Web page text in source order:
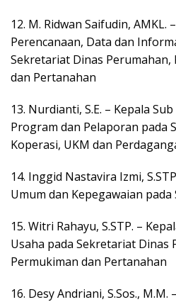
12. M. Ridwan Saifudin, AMKL.
Perencanaan, Data dan
Sekretariat Dinas Perumahan,
dan Pertanahan
13. Nurdianti, S.E. – Kepala
Program dan Pelaporan pada
Koperasi, UKM dan
14. Inggid Nastavira Izmi,
Umum dan Kepegawaian
15. Witri Rahayu, S.STP. –
Usaha pada Sekretariat Dinas
Permukiman dan Pertanahan
16. Desy Andriani, S.Sos., M.M.